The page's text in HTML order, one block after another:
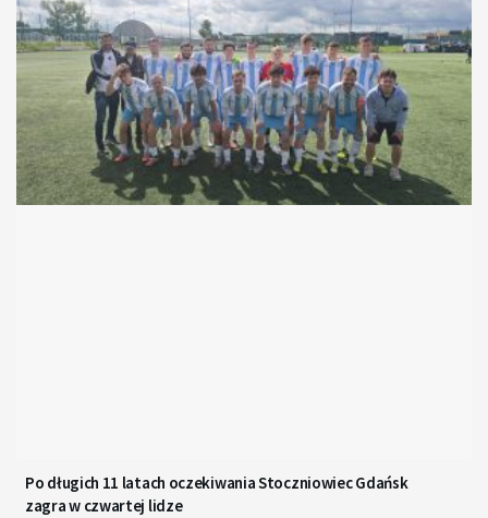
Po długich 11 latach oczekiwania Stoczniowiec Gdańsk
zagra w czwartej lidze